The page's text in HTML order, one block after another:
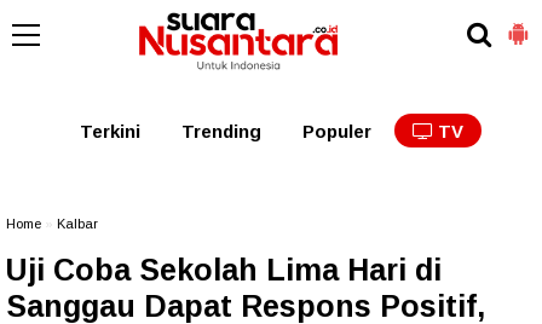
Kalbar Kalteng
Terkini Trending Populer TV
Home Kalbar
Uji Coba Sekolah Lima Hari di
Sanggau Dapat Respons Positif,